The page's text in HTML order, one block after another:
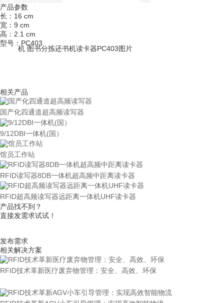
产品参数
长：16 cm
宽：9 cm
高：2.1 cm
型号：PC403
相关产品
国产化四通道超高频读写器
9/12DBI一体机(国）
馆员工作站
RFID读写器8DB一体机超高频中距离读卡器
RFID超高频读写器远距离一体机UHF读卡器
产品找不到？
直接发需求试试！
发布需求
相关解决方案
RFID技术革新医疗废弃物管理：安全、高效、环保